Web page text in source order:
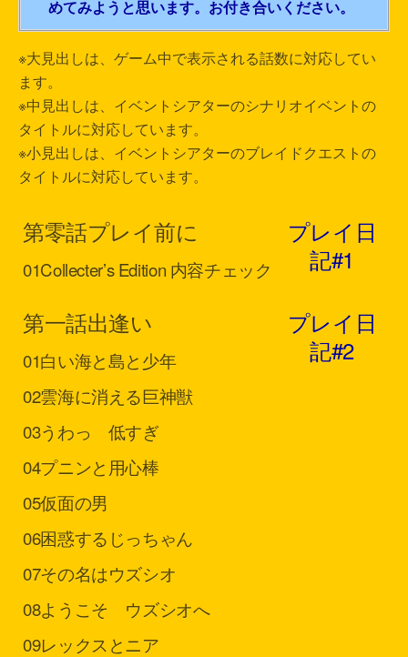
めてみようと思います。お付き合いください。
※大見出しは、ゲーム中で表示される話数に対応してい
ます。
※中見出しは、イベントシアターのシナリオイベントの
タイトルに対応しています。
※小見出しは、イベントシアターのブレイドクエストの
タイトルに対応しています。
第零話プレイ前に
01Collecter’s Edition 内容チェック
プレイ日
記#1
第一話出逢い
01白い海と島と少年
02雲海に消える巨神獣
03うわっ 低すぎ
04プニンと用心棒
05仮面の男
06困惑するじっちゃん
07その名はウズシオ
08ようこそ ウズシオへ
09レックスとニア
プレイ日
記#2